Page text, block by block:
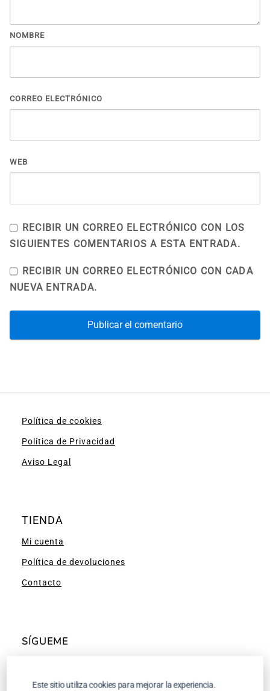
NOMBRE
CORREO ELECTRÓNICO
WEB
RECIBIR UN CORREO ELECTRÓNICO CON LOS
SIGUIENTES COMENTARIOS A ESTA ENTRADA.
RECIBIR UN CORREO ELECTRÓNICO CON CADA
NUEVA ENTRADA.
Política de cookies
Política de Privacidad
Aviso Legal
TIENDA
Mi cuenta
Política de devoluciones
Contacto
SÍGUEME
Este sitio utiliza cookies para mejorar la experiencia.